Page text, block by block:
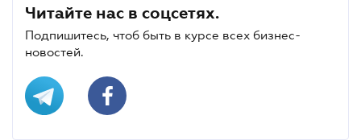
Читайте нас в соцсетях.
Подпишитесь, чтоб быть в курсе всех бизнес-
новостей.